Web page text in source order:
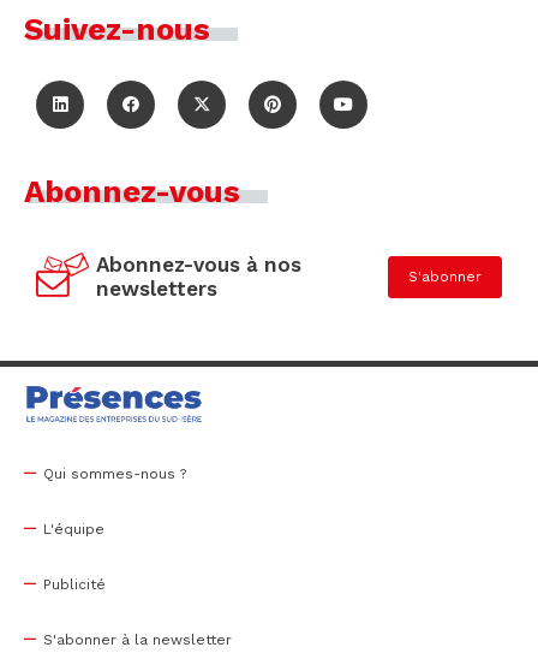
Suivez-nous
Abonnez-vous
Abonnez-vous à nos
newsletters
S'abonner
Qui sommes-nous ?
L'équipe
Publicité
S'abonner à la newsletter